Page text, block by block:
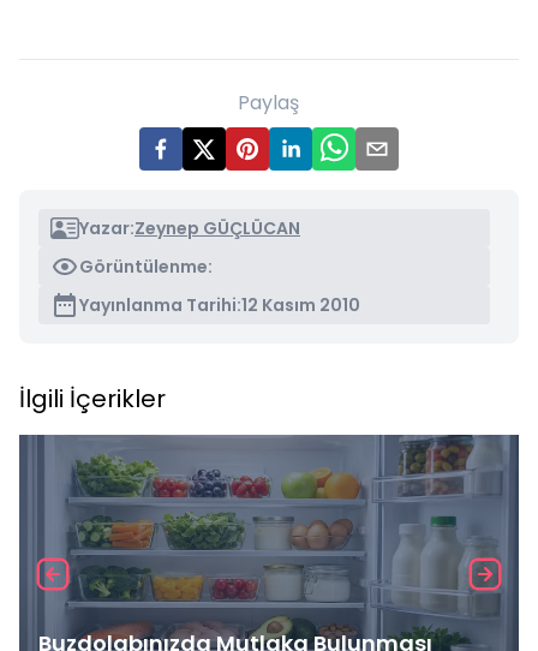
Paylaş
Yazar:Zeynep GÜÇLÜCAN
Görüntülenme:
Yayınlanma Tarihi:12 Kasım 2010
İlgili İçerikler
Buzdolabınızda Mutlaka Bulunması